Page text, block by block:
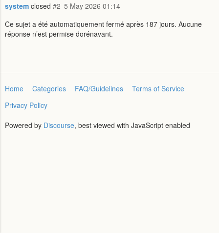
system closed 5 May 2026 01:14
#2
Ce sujet a été automatiquement fermé après 187 jours. Aucune
réponse n’est permise dorénavant.
Home Categories FAQ/Guidelines
Terms of Service
Privacy Policy
Powered by Discourse, best viewed with JavaScript enabled